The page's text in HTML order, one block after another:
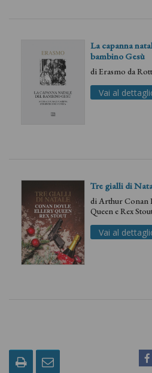
La capanna
bambino Gesù
diErasmo da
Vai al
Tre gialli di
diArthur Conan
QueeneRex
Vai al